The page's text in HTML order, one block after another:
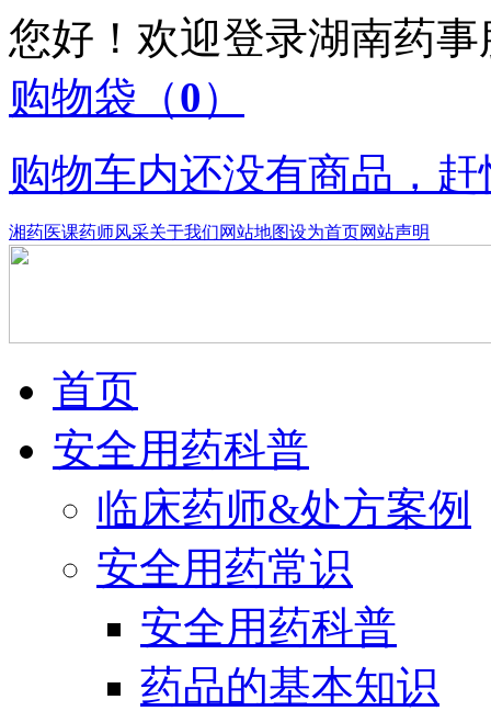
您好！欢迎登录湖南药
购物袋 （0）
购物车内还没有商品，
湘药医课药师风采关于我们网站地图设为首页网站声明
首页
安全用药科普
临床药师&处方案例
安全用药常识
安全用药科普
药品的基本知识